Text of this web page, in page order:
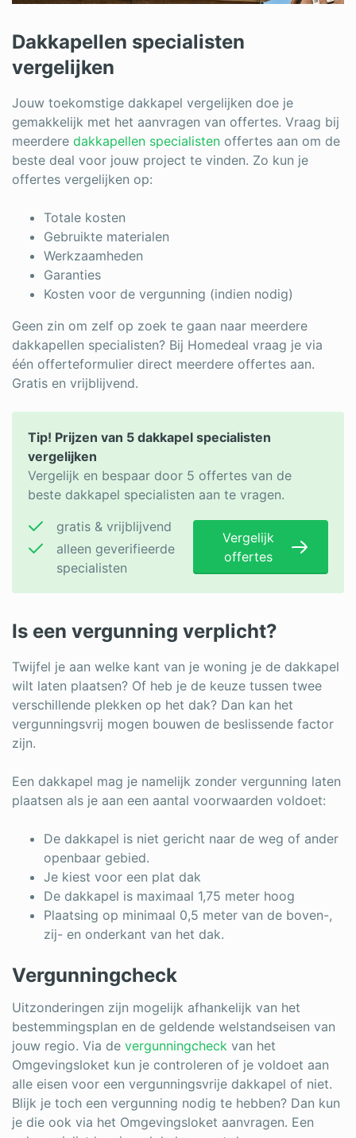
Dakkapellen specialisten
vergelijken
Jouw toekomstige dakkapel vergelijken doe je
gemakkelijk met het aanvragen van offertes. Vraag bij
meerdere dakkapellen specialisten offertes aan om de
beste deal voor jouw project te vinden. Zo kun je
offertes vergelijken op:
Totale kosten
Gebruikte materialen
Werkzaamheden
Garanties
Kosten voor de vergunning (indien nodig)
Geen zin om zelf op zoek te gaan naar meerdere
dakkapellen specialisten? Bij Homedeal vraag je via
één offerteformulier direct meerdere offertes aan.
Gratis en vrijblijvend.
Tip! Prijzen van 5 dakkapel specialisten
vergelijken
Vergelijk en bespaar door 5 offertes van de
beste dakkapel specialisten aan te vragen.
gratis & vrijblijvend
alleen geverifieerde
specialisten
Vergelijk
offertes
Is een vergunning verplicht?
Twijfel je aan welke kant van je woning je de dakkapel
wilt laten plaatsen? Of heb je de keuze tussen twee
verschillende plekken op het dak? Dan kan het
vergunningsvrij mogen bouwen de beslissende factor
zijn.
Een dakkapel mag je namelijk zonder vergunning laten
plaatsen als je aan een aantal voorwaarden voldoet:
De dakkapel is niet gericht naar de weg of ander
openbaar gebied.
Je kiest voor een plat dak
De dakkapel is maximaal 1,75 meter hoog
Plaatsing op minimaal 0,5 meter van de boven-,
zij- en onderkant van het dak.
Vergunningcheck
Uitzonderingen zijn mogelijk afhankelijk van het
bestemmingsplan en de geldende welstandseisen van
jouw regio. Via de vergunningcheck van het
Omgevingsloket kun je controleren of je voldoet aan
alle eisen voor een vergunningsvrije dakkapel of niet.
Blijk je toch een vergunning nodig te hebben? Dan kun
je die ook via het Omgevingsloket aanvragen. Een